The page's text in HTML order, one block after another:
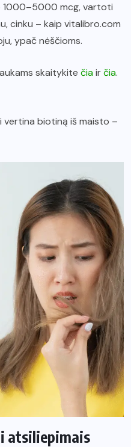
1000–5000 mcg, vartoti
cinku – kaip vitalibro.com
ypač nėščioms.
skaitykite čiairčia.
vertina biotiną iš maisto –
atsiliepimais